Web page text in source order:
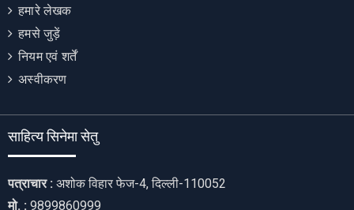
हमारे लेखक
हमसे जुड़ें
नियम एवं शर्तें
अस्वीकरण
साहित्य सिनेमा सेतु
पत्राचार : अशोक विहार फेज-4, दिल्ली-110052
मो. : 9899860999